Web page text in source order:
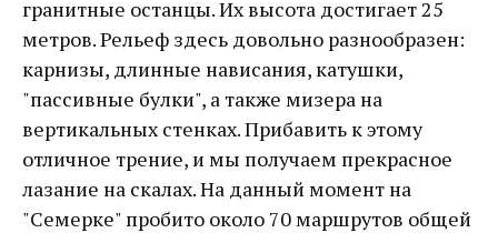
гранитные останцы. Их высота достигает 25
метров. Рельеф здесь довольно разнообразен:
карнизы, длинные нависания, катушки,
"пассивные булки", а также мизера на
вертикальных стенках. Прибавить к этому
отличное трение, и мы получаем прекрасное
лазание на скалах. На данный момент на
"Семерке" пробито около 70 маршрутов общей